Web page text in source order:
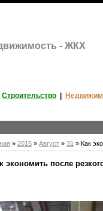
- ЖКХ
Строительство
» 2015 » Август » 31 » Как
экономить после